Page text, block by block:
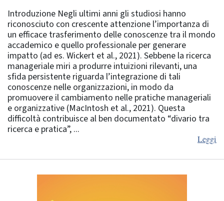
Introduzione Negli ultimi anni gli studiosi hanno
riconosciuto con crescente attenzione l’importanza di
un efficace trasferimento delle conoscenze tra il mondo
accademico e quello professionale per generare
impatto (ad es. Wickert et al., 2021). Sebbene la ricerca
manageriale miri a produrre intuizioni rilevanti, una
sfida persistente riguarda l’integrazione di tali
conoscenze nelle organizzazioni, in modo da
promuovere il cambiamento nelle pratiche manageriali
e organizzative (MacIntosh et al., 2021). Questa
difficoltà contribuisce al ben documentato “divario tra
ricerca e pratica”, ...
Leggi